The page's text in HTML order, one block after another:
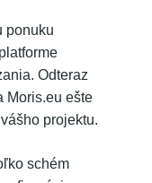
ponuku
Odteraz
Moris.eu ešte
projektu.
schém